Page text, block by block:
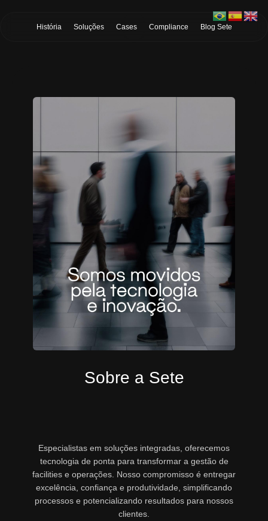
História Soluções Cases Compliance Blog Sete
Sobre a Sete
Especialistas em soluções integradas, oferecemos
tecnologia de ponta para transformar a gestão de
facilities e operações. Nosso compromisso é entregar
excelência, confiança e produtividade, simplificando
processos e potencializando resultados para nossos
clientes.